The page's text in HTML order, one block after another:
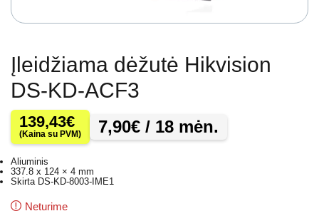
Įleidžiama dėžutė Hikvision
DS-KD-ACF3
139,43€
(Kaina su PVM) 7,90€ / 18 mėn.
Aliuminis
337.8 x 124 × 4 mm
Skirta DS-KD-8003-IME1
Neturime